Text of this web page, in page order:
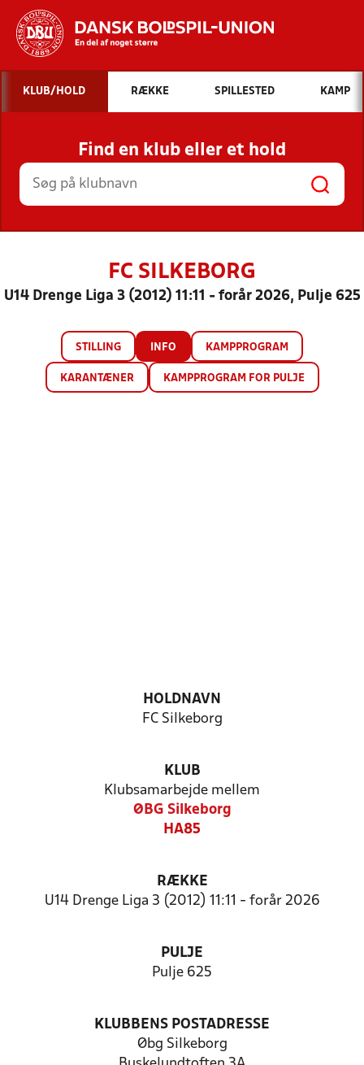
Hvad vil du søge efter?
INDHOLD OG NYHEDER
STILLINGER, RESULTATER, KLUBBER OG
HOLD
KLUB/HOLD RÆKKE SPILLESTED KAMP
Find en klub eller et hold
FC SILKEBORG
U14 Drenge Liga 3 (2012) 11:11 - forår 2026, Pulje 625
STILLING INFO KAMPPROGRAM
KARANTÆNER KAMPPROGRAM FOR PULJE
HOLDNAVN
FC Silkeborg
KLUB
Klubsamarbejde mellem
ØBG Silkeborg
HA85
RÆKKE
U14 Drenge Liga 3 (2012) 11:11 - forår 2026
PULJE
Pulje 625
KLUBBENS POSTADRESSE
Øbg Silkeborg